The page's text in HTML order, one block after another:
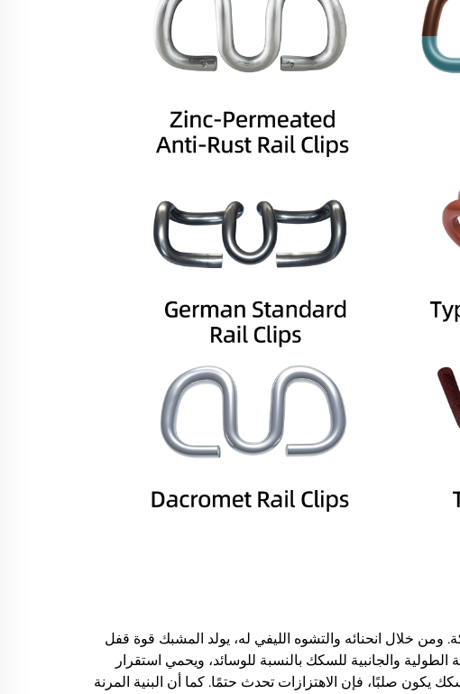
خلال انحنائه والتشوه الليفي له، يولد المشبك قوة قفل
والجانبية للسكك بالنسبة للوسائد، ويحمي استقرار
يكون صلبًا، فإن الاهتزازات تحدث حتمًا. كما أن البنية المرنة